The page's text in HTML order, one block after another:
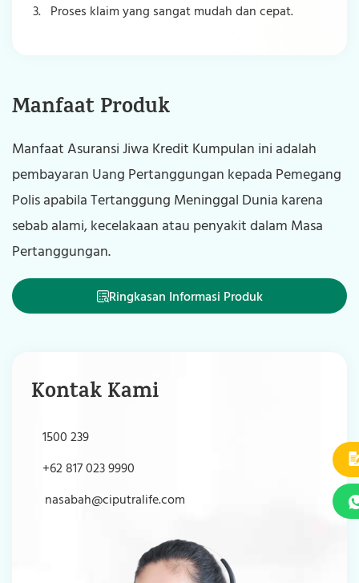
Proses klaim yang sangat mudah dan cepat.
Manfaat Produk
Manfaat Asuransi Jiwa Kredit Kumpulan ini adalah
pembayaran Uang Pertanggungan kepada Pemegang
Polis apabila Tertanggung Meninggal Dunia karena
sebab alami, kecelakaan atau penyakit dalam Masa
Pertanggungan.
Ringkasan Informasi Produk
Kontak Kami
1500 239
+62 817 023 9990
nasabah@ciputralife.com